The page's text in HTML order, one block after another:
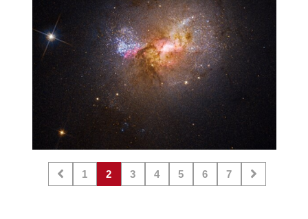
1 2 3 4 5 6 7